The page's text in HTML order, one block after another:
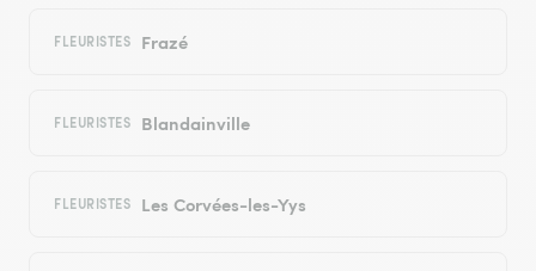
FLEURISTES Frazé
FLEURISTES Blandainville
FLEURISTES Les Corvées-les-Yys